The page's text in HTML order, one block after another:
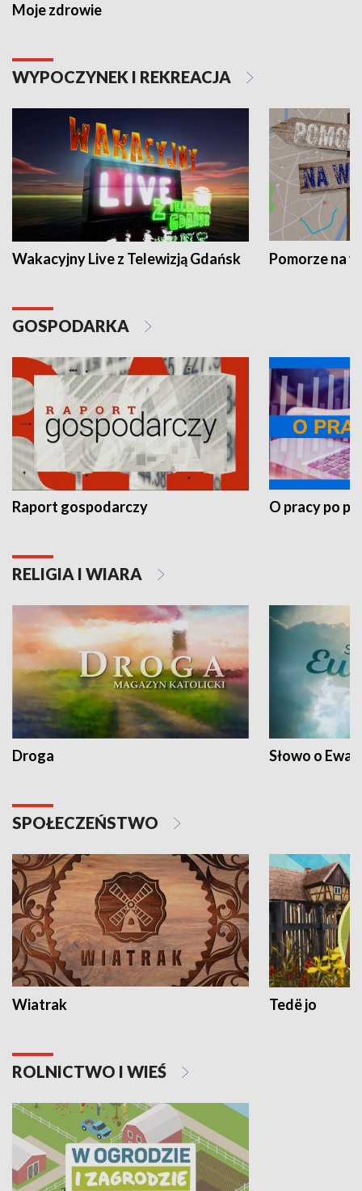
Moje zdrowie
WYPOCZYNEK I REKREACJA
Wakacyjny Live z Telewizją Gdańsk Pomorze na
GOSPODARKA
Raport gospodarczy O pracy po
RELIGIA I WIARA
Droga Słowo o
SPOŁECZEŃSTWO
Wiatrak Tedë jo
ROLNICTWO I WIEŚ